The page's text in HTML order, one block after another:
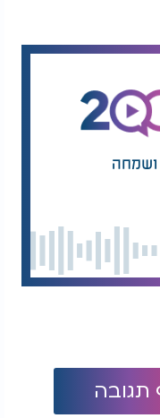
ושמחה
תגובה